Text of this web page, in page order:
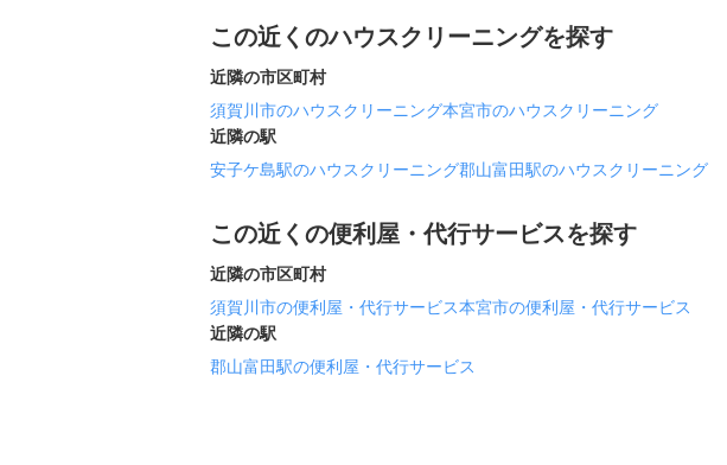
この近くのハウスクリーニングを探す
近隣の市区町村
須賀川市のハウスクリーニング本宮市のハウスクリーニング
近隣の駅
安子ケ島駅のハウスクリーニング郡山富田駅のハウスクリーニング
この近くの便利屋・代行サービスを探す
近隣の市区町村
須賀川市の便利屋・代行サービス本宮市の便利屋・代行サービス
近隣の駅
郡山富田駅の便利屋・代行サービス